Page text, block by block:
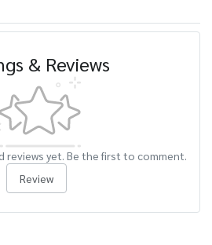
& Reviews
reviews yet. Be the first to comment.
Review